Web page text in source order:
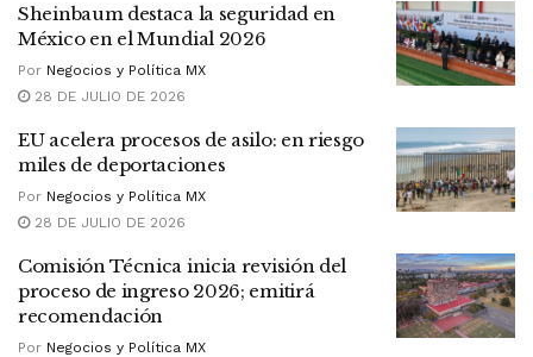
Sheinbaum destaca la seguridad en
México en el Mundial 2026
Por Negocios y Política MX
28 DE JULIO DE 2026
EU acelera procesos de asilo: en riesgo
miles de deportaciones
Por Negocios y Política MX
28 DE JULIO DE 2026
Comisión Técnica inicia revisión del
proceso de ingreso 2026; emitirá
recomendación
Por Negocios y Política MX